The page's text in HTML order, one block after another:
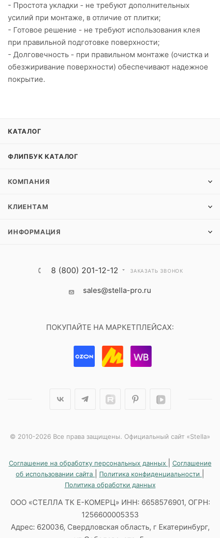
- Простота укладки - не требуют дополнительных
усилий при монтаже, в отличие от плитки;
- Готовое решение - не требуют использования клея
при правильной подготовке поверхности;
- Долговечность - при правильном монтаже (очистка и
обезжиривание поверхности) обеспечивают надежное
покрытие.
КАТАЛОГ
ФЛИПБУК КАТАЛОГ
КОМПАНИЯ
КЛИЕНТАМ
ИНФОРМАЦИЯ
8 (800) 201-12-12 ЗАКАЗАТЬ ЗВОНОК
sales@stella-pro.ru
ПОКУПАЙТЕ НА МАРКЕТПЛЕЙСАХ:
© 2010-2026 Все права защищены. Официальный сайт «Stella»
Соглашение на обработку персональных данных
Соглашение
об использовании сайта
Политика конфиденциальности
Политика обработки данных
ООО «СТЕЛЛА ТК Е-КОМЕРЦ» ИНН: 6658576901, ОГРН:
1256600005353
Адрес: 620036, Свердловская область, г Екатеринбург,